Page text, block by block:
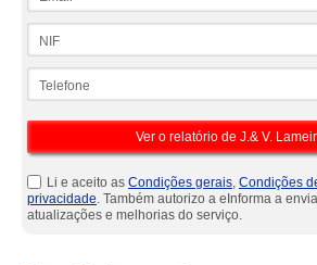
Li e aceito as Condições gerais, Condições
privacidade. Também autorizo a eInforma a
atualizações e melhorias do serviço.